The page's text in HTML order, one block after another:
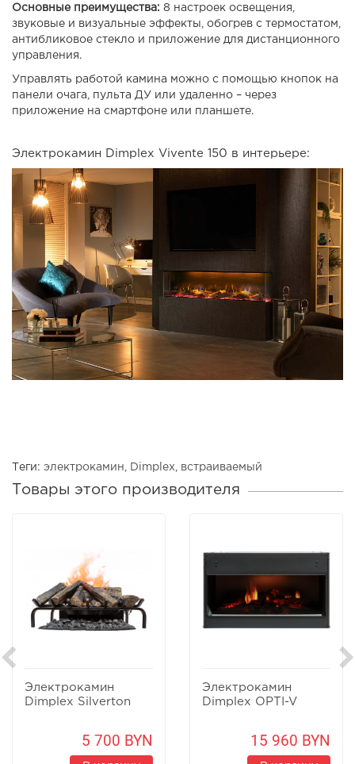
Основные преимущества: 8 настроек освещения,
звуковые и визуальные эффекты, обогрев с термостатом,
антибликовое стекло и приложение для дистанционного
управления.
Управлять работой камина можно с помощью кнопок на
панели очага, пульта ДУ или удаленно – через
приложение на смартфоне или планшете.
Электрокамин Dimplex Vivente 150 в интерьере:
Теги: электрокамин Dimplex встраиваемый
Товары этого производителя
Электрокамин
Dimplex Silverton
5 700 BYN
Электрокамин
Dimplex OPTI-V
15 960 BYN